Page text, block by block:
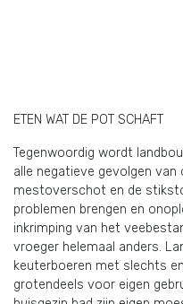
ETEN WAT DE POT SCHAFT
Tegenwoordig wordt
alle negatieve gevolgen van
mestoverschot en de
problemen brengen en
inkrimping van het
vroeger helemaal anders.
keuterboeren met slechts
grotendeels voor eigen